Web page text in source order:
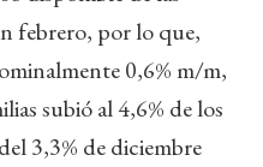
febrero, por lo que,
0,6% m/m,
subió al 4,6% de los
3,3% de diciembre